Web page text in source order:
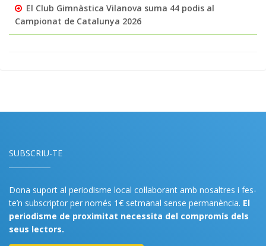
El Club Gimnàstica Vilanova suma 44 podis al
Campionat de Catalunya 2026
SUBSCRIU-TE
Dona suport al periodisme local col·laborant amb nosaltres i fes-
te’n subscriptor per només 1€ setmanal sense permanència. El
periodisme de proximitat necessita del compromís dels
seus lectors.